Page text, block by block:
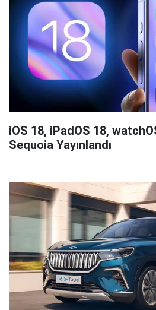
iOS 18, iPadOS 18,
Sequoia Yayınlandı